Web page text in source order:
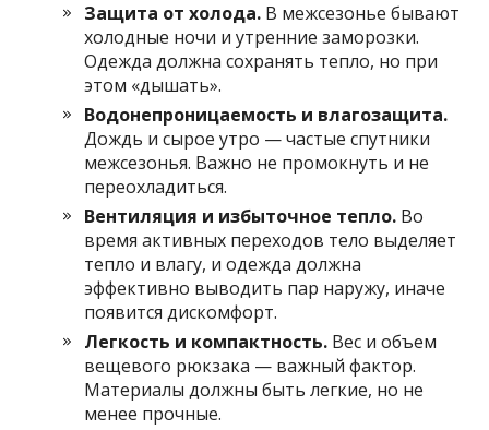
Защита от холода. В межсезонье бывают
холодные ночи и утренние заморозки.
Одежда должна сохранять тепло, но при
этом «дышать».
Водонепроницаемость и влагозащита.
Дождь и сырое утро — частые спутники
межсезонья. Важно не промокнуть и не
переохладиться.
Вентиляция и избыточное тепло. Во
время активных переходов тело выделяет
тепло и влагу, и одежда должна
эффективно выводить пар наружу, иначе
появится дискомфорт.
Легкость и компактность. Вес и объем
вещевого рюкзака — важный фактор.
Материалы должны быть легкие, но не
менее прочные.